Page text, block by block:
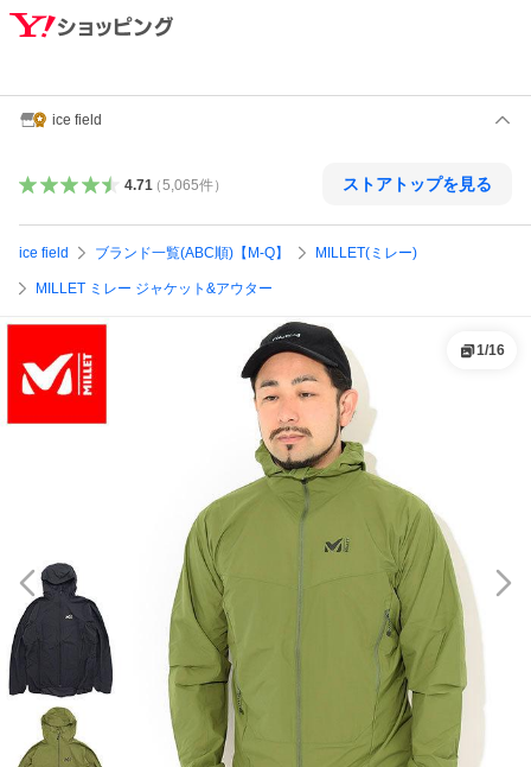
ice field
4.71（5,065件） ストアトップを見る
ice field ブランド一覧(ABC順)【M-Q】 MILLET(ミレー)
MILLET ミレー ジャケット&アウター
1/16